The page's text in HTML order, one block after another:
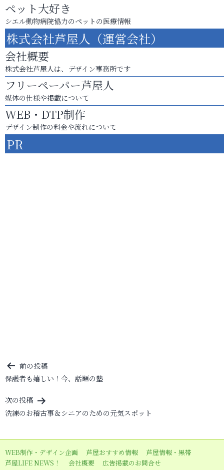
ペット大好き
シエル動物病院協力のペットの医療情報
株式会社芦屋人（運営会社）
会社概要
株式会社芦屋人は、デザイン事務所です
フリーペーパー芦屋人
媒体の仕様や掲載について
WEB・DTP制作
デザイン制作の料金や流れについて
PR
投
稿
ナ
ビ
ー
シ
前の投稿
保護者も嬉しい！今、話題の塾
次の投稿
洗練のお稽古事＆シニアのための元気スポット
WEB制作・デザイン企画 芦屋おすすめ情報
芦屋情報・黒帯
芦屋LIFE NEWS！
会社概要 広告掲載のお問合せ